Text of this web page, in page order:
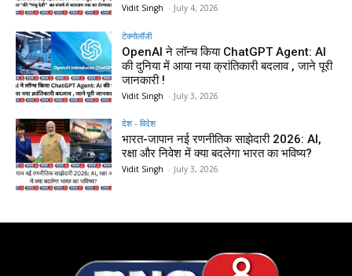
Vidit Singh - July 4, 2026
टेक्नोलॉजी
OpenAI ने लॉन्च किया ChatGPT Agent: AI
की दुनिया में आया नया क्रांतिकारी बदलाव , जाने पूरी
जानकारी !
Vidit Singh - July 3, 2026
देश - विदेश
भारत-जापान नई रणनीतिक साझेदारी 2026: AI,
रक्षा और निवेश में क्या बदलेगा भारत का भविष्य?
Vidit Singh - July 3, 2026